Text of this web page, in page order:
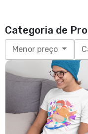
Categoria de
Menor preço